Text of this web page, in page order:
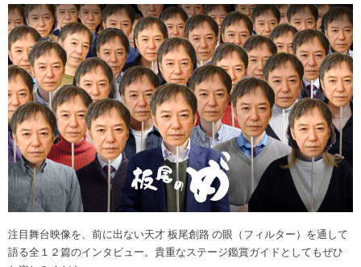
注目舞台映像を、前に出ない天才 板尾創路 の眼（フィルター）を通して
語る全１２篇のインタビュー。貴重なステージ鑑賞ガイドとしてもぜひ